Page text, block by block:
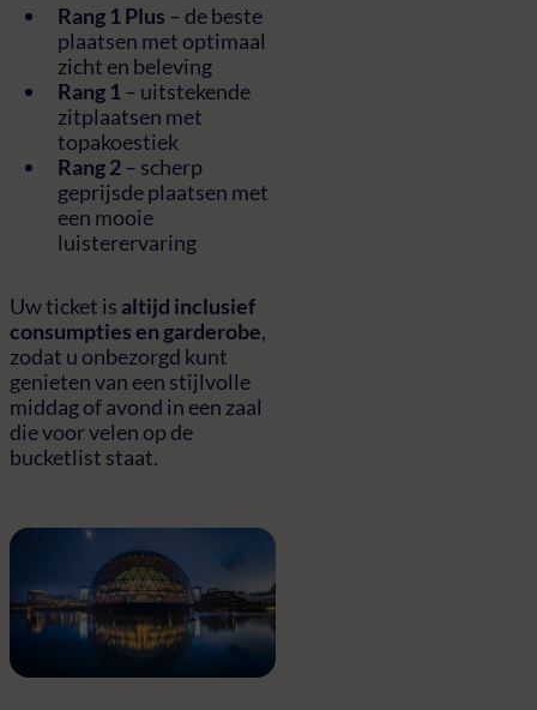
Rang 1 Plus – de beste
plaatsen met optimaal
zicht en beleving
Rang 1– uitstekende
zitplaatsen met
topakoestiek
Rang 2– scherp
geprijsde plaatsen met
een mooie
luisterervaring
Uw ticket is altijd inclusief
consumpties en garderobe,
zodat u onbezorgd kunt
genieten van een stijlvolle
middag of avond in een zaal
die voor velen op de
bucketlist staat.